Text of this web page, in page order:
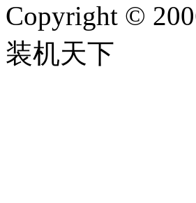
Copyright ©
装机天下